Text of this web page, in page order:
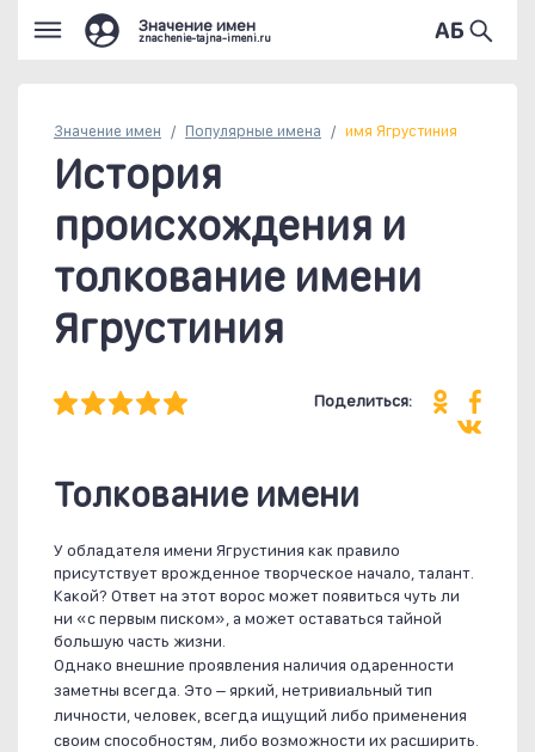
Значение имен
znachenie-tajna-imeni.ru
Значение имен Популярные имена имя Ягрустиния
История
происхождения и
толкование имени
Ягрустиния
Поделиться:
Толкование имени
У обладателя имени Ягрустиния как правило
присутствует врожденное творческое начало, талант.
Какой? Ответ на этот ворос может появиться чуть ли
ни «с первым писком», а может оставаться тайной
большую часть жизни.
Однако внешние проявления наличия одаренности
заметны всегда. Это – яркий, нетривиальный тип
личности, человек, всегда ищущий либо применения
своим способностям, либо возможности их расширить.